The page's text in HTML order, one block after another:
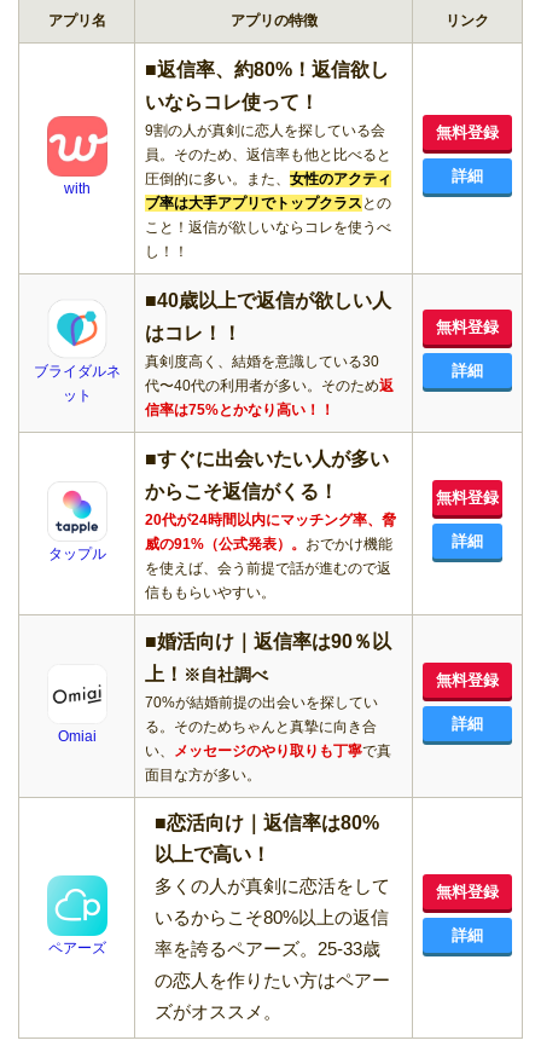
アプリ名 アプリの特徴 リンク
with
■返信率、約80%！返信欲し
いならコレ使って！
9割の人が真剣に恋人を探している会
員。そのため、返信率も他と比べると
圧倒的に多い。また、 女性のアクティ
ブ率は大手アプリでトップクラス との
こと！返信が欲しいならコレを使うべ
し！！
無料登録
詳細
ブライダルネ
ット
■40歳以上で返信が欲しい人
はコレ！！
真剣度高く、結婚を意識している30
代〜40代の利用者が多い。そのため返
信率は75%とかなり高い！！
無料登録
詳細
タップル
■すぐに出会いたい人が多い
からこそ返信がくる！
20代が24時間以内にマッチング率、脅
威の91%（公式発表）。 おでかけ機能
を使えば、会う前提で話が進むので返
信ももらいやすい。
無料登録
詳細
Omiai
■婚活向け｜返信率は90％以
上！ ※自社調べ
70%が結婚前提の出会いを探してい
る。そのためちゃんと真摯に向き合
い、 メッセージのやり取りも丁寧で真
面目な方が多い。
無料登録
詳細
ペアーズ
■恋活向け｜返信率は80%
以上で高い！
多くの人が真剣に恋活をして
いるからこそ80%以上の返信
率を誇るペアーズ。25-33歳
の恋人を作りたい方はペアー
ズがオススメ。
無料登録
詳細